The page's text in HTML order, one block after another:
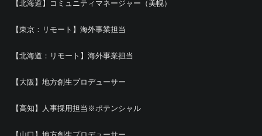
【北海道】コミュニティマネージャー（美幌）
【東京：リモート】海外事業担当
【北海道：リモート】海外事業担当
【大阪】地方創生プロデューサー
【高知】人事採用担当※ポテンシャル